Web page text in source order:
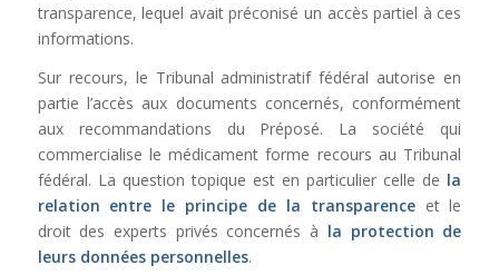
transparence, lequel avait préconisé un accès partiel à ces
informations.
Sur recours, le Tribunal administratif fédéral autorise en
partie l’accès aux documents concernés, conformément
aux recommandations du Préposé. La société qui
commercialise le médicament forme recours au Tribunal
fédéral. La question topique est en particulier celle de la
relation entre le principe de la transparenceet le
droit des experts privés concernés à la protection de
leurs données personnelles.